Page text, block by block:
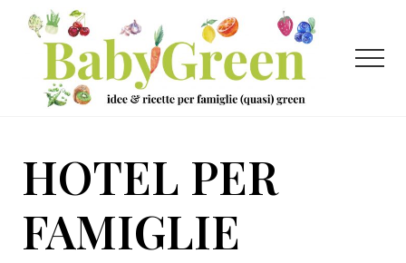
Menu
Passa
contenuto
principale
Passa
ricette
per
famiglie
Menu
HOTEL PER
FAMIGLIE